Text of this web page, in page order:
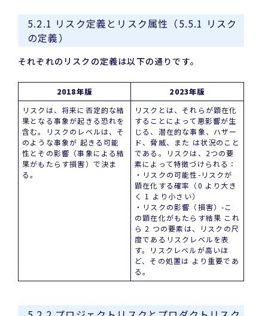
5.2.1 リスク定義とリスク属性（5.5.1 リスク
の定義）
それぞれのリスクの定義は以下の通りです。
2018年版
2023年版
リスクは、将来に否定的な結
果となる事象が起きる恐れを
含む。リスクのレベルは、そ
のような事象が 起きる可能
性とその影響（事象による結
果がもたらす損害）で決ま
る。
リスクとは、それらが顕在化
することによって悪影響が生
じる、潜在的な事象、ハザー
ド、脅威、また は状況のこと
である。リスクは、2つの要
素によって特徴づけられる：
・リスクの可能性-リスクが
顕在化する確率（0 より大き
く 1 より小さい）
・リスクの影響（損害）-こ
の顕在化がもたらす結果 これ
ら 2 つの要素は、リスクの尺
度であるリスクレベルを表
す。リスクレベルが高いほ
ど、その処置は より重要であ
る。